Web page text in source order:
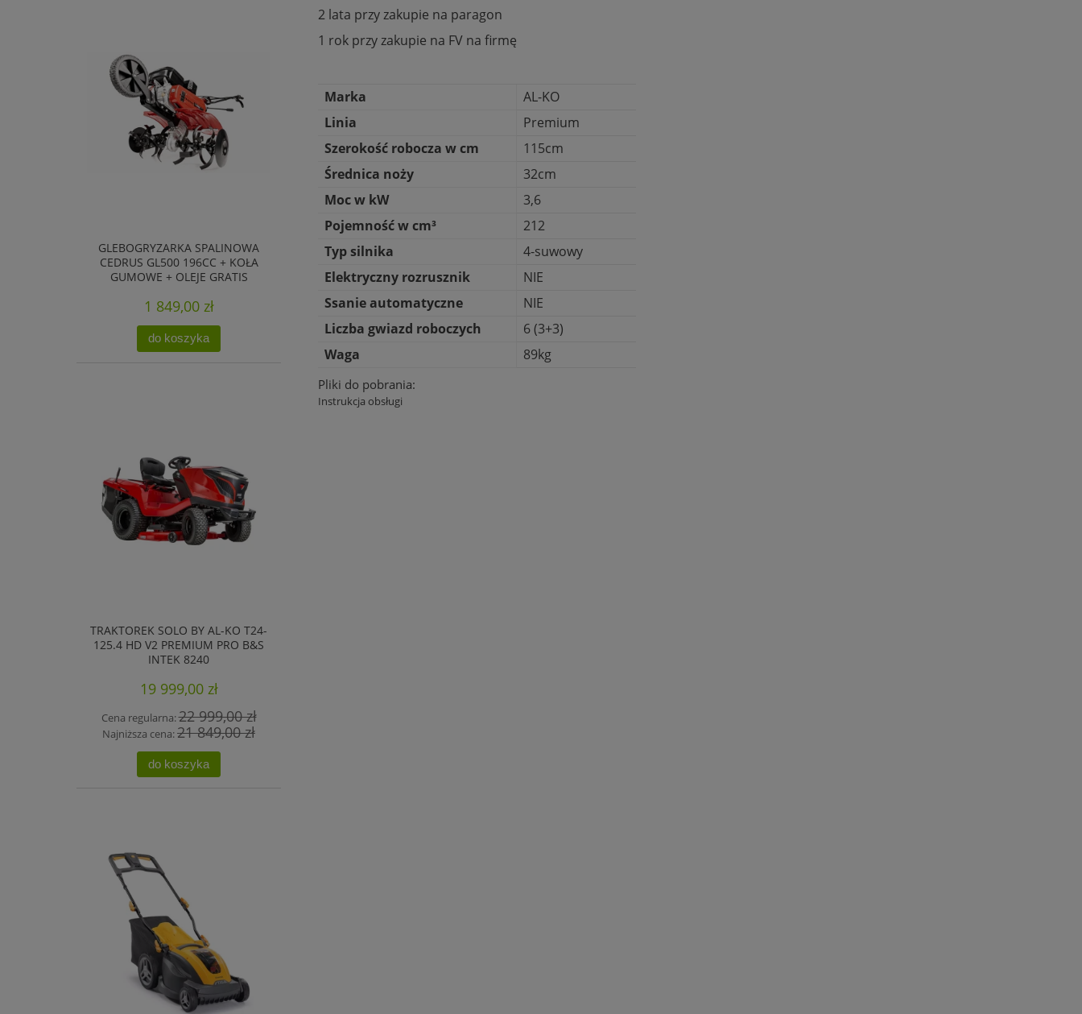
GLEBOGRYZARKA SPALINOWA
CEDRUS GL500 196CC + KOŁA
GUMOWE + OLEJE GRATIS
1 849,00 zł
do koszyka
TRAKTOREK SOLO BY AL-KO T24-
125.4 HD V2 PREMIUM PRO B&S
INTEK 8240
19 999,00 zł
Cena regularna:22 999,00 zł
Najniższa cena:21 849,00 zł
do koszyka
2 lata przy zakupie na paragon
1 rok przy zakupie na FV na firmę
Marka
AL-KO
Linia
Premium
Szerokość robocza w cm
115cm
Średnica noży
32cm
Moc w kW
3,6
Pojemność w cm³
212
Typ silnika
4-suwowy
Elektryczny rozrusznik
NIE
Ssanie automatyczne
NIE
Liczba gwiazd roboczych
6 (3+3)
Waga
89kg
Pliki do pobrania:
Instrukcja obsługi